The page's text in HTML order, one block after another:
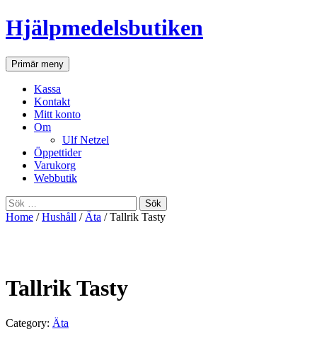
Hjälpmedelsbutiken
SökPrimär meny Gå
till
Kassa
Kontakt
Mitt konto
Om
Ulf Netzel
Öppettider
Varukorg
Webbutik
Sök
efter:
Home /Hushåll / Äta / Tallrik Tasty
Tallrik Tasty
Category: Äta